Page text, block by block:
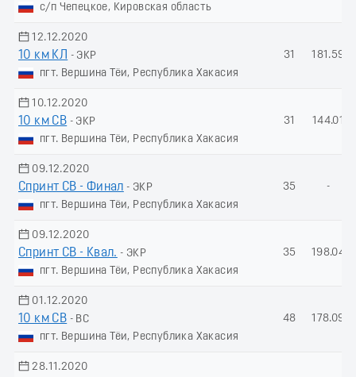
с/п Чепецкое, Кировская область
12.12.2020
10 км КЛ
- ЭКР
пгт. Вершина Тёи, Республика Хакасия
31 181.59
10.12.2020
10 км СВ - ЭКР
пгт. Вершина Тёи, Республика Хакасия
31 144.01
09.12.2020
Спринт СВ - Финал - ЭКР
пгт. Вершина Тёи, Республика Хакасия
35 -
09.12.2020
Спринт СВ - Квал. - ЭКР
пгт. Вершина Тёи, Республика Хакасия
35 198.04
01.12.2020
10 км СВ - ВС
пгт. Вершина Тёи, Республика Хакасия
48 178.09
28.11.2020